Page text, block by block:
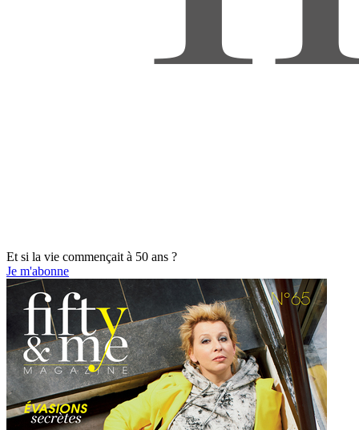
Et si la vie commençait à 50 ans ?
Je m'abonne